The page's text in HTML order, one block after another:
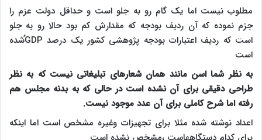
مطلوب نیست اما یک گام رو به جلو است و حداقل دولت عزم را
جزم نموده که آن ردیف بودجه که مقدارش کم بود حالا رو به جلو
است که ردیف اعتبارات بودجه پژوهشی کشور یک درصد GDPُشده
است
به نظر شما اسن مانند همان شعارهای تبلیغاتی نیست که به نظر
طراحی دقیقی برای آن نشده است در حالی که به بدنه مجلس هم
رفته اما شرح کاملی برای آن عدد موجود نیست.
اعداد نوشته شده مثلا برای تجهیزات وغیره مشخص است اما اینکه